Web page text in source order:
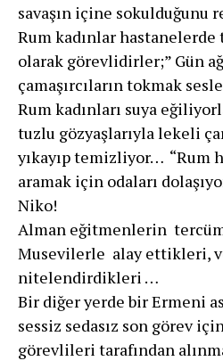
savaşın içine sokulduğunu
Rum kadınlar
olarak görevlidirler;” Gün
çamaşırcıların tokmak
Rum kadınları suya
tuzlu gözyaşlarıyla lekeli
yıkayıp temizliyor… “Rum
aramak için odaları
Niko!
Alman eğitmenlerin
Musevilerle alay ettikleri,
nitelendirdikleri …
Bir diğer yerde bir Ermeni
sessiz sedasız son görev
görevlileri tarafından